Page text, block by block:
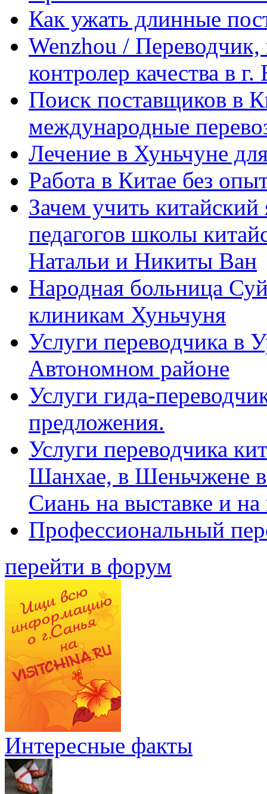
Как ужать длинные
Wenzhou / Переводчик,
контролер качества в
Поиск поставщиков в
международные
Лечение в Хуньчуне
Работа в Китае без
Зачем учить
педагогов школы
Натальи и Никиты Ван
Народная больница
клиникам Хуньчуня
Услуги переводчика в
Автономном районе
Услуги гида-
предложения.
Услуги переводчика
Шанхае, в Шеньчжене
Сиань на выставке и
Профессиональный
перейти в форум
Интересные факты